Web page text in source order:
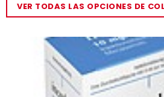
VER TODAS LAS OPCIONES DE